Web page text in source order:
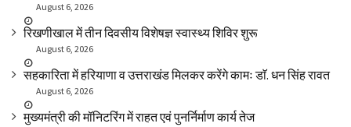
August 6, 2026
रिखणीखाल में तीन दिवसीय विशेषज्ञ स्वास्थ्य शिविर शुरू
August 6, 2026
सहकारिता में हरियाणा व उत्तराखंड मिलकर करेंगे कामः डाॅ. धन सिंह रावत
August 6, 2026
मुख्यमंत्री की मॉनिटरिंग में राहत एवं पुनर्निर्माण कार्य तेज